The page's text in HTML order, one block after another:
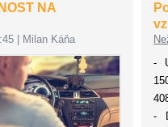
NA
Milan Káňa
-
-